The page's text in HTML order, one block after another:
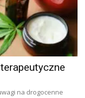
na drogocenne